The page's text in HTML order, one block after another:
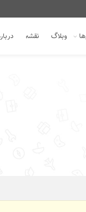
وبلاگ نقشه